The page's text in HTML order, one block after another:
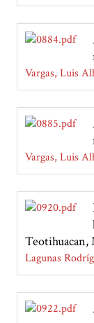
Vargas, Luis
Vargas, Luis
Teotihuacan,
Lagunas